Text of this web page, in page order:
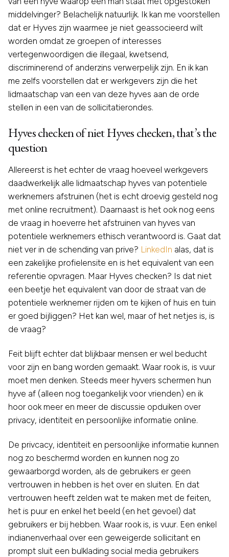
middelvinger? Belachelijk natuurlijk. Ik kan me voorstellen
dat er Hyves zijn waarmee je niet geassocieerd wilt
worden omdat ze groepen of interesses
vertegenwoordigen die illegaal, kwetsend,
discriminerend of anderzins verwerpelijk zijn. En ik kan
me zelfs voorstellen dat er werkgevers zijn die het
lidmaatschap van een van deze hyves aan de orde
stellen in een van de sollicitatierondes.
Hyves checken of niet Hyves checken, that’s the
question
Allereerst is het echter de vraag hoeveel werkgevers
daadwerkelijk alle lidmaatschap hyves van potentiele
werknemers afstruinen (het is echt droevig gesteld nog
met online recruitment). Daarnaast is het ook nog eens
de vraag in hoeverre het afstruinen van hyves van
potentiele werknemers ethisch verantwoord is. Gaat dat
niet ver in de schending van prive? LinkedIn alas, dat is
een zakelijke profielensite en is het equivalent van een
referentie opvragen. Maar Hyves checken? Is dat niet
een beetje het equivalent van door de straat van de
potentiele werknemer rijden om te kijken of huis en tuin
er goed bijliggen? Het kan wel, maar of het netjes is, is
de vraag?
Feit blijft echter dat blijkbaar mensen er wel beducht
voor zijn en bang worden gemaakt. Waar rook is, is vuur
moet men denken. Steeds meer hyvers schermen hun
hyve af (alleen nog toegankelijk voor vrienden) en ik
hoor ook meer en meer de discussie opduiken over
privacy, identiteit en persoonlijke informatie online.
De privcacy, identiteit en persoonlijke informatie kunnen
nog zo beschermd worden en kunnen nog zo
gewaarborgd worden, als de gebruikers er geen
vertrouwen in hebben is het over en sluiten. En dat
vertrouwen heeft zelden wat te maken met de feiten,
het is puur en enkel het beeld (en het gevoel) dat
gebruikers er bij hebben. Waar rook is, is vuur. Een enkel
indianenverhaal over een geweigerde sollicitant en
prompt sluit een bulklading social media gebruikers